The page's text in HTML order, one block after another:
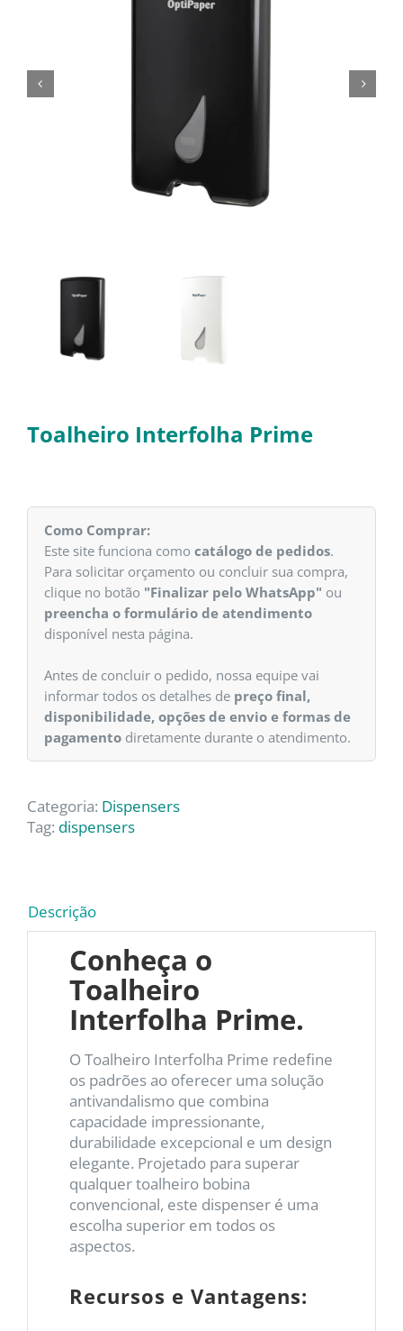
Toalheiro Interfolha Prime
Como Comprar:
Este site funciona como catálogo de pedidos.
Para solicitar orçamento ou concluir sua compra,
clique no botão "Finalizar pelo WhatsApp" ou
preencha o formulário de atendimento
disponível nesta página.
Antes de concluir o pedido, nossa equipe vai
informar todos os detalhes de preço final,
disponibilidade, opções de envio e formas de
pagamento diretamente durante o atendimento.
Categoria: Dispensers
Tag: dispensers
Descrição
Conheça o
Toalheiro
Interfolha Prime.
O Toalheiro Interfolha Prime redefine
os padrões ao oferecer uma solução
antivandalismo que combina
capacidade impressionante,
durabilidade excepcional e um design
elegante. Projetado para superar
qualquer toalheiro bobina
convencional, este dispenser é uma
escolha superior em todos os
aspectos.
Recursos e Vantagens: